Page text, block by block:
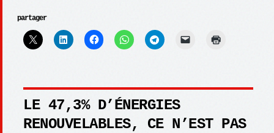
partager
LE 47,3% D’ÉNERGIES
RENOUVELABLES, CE N’EST PAS